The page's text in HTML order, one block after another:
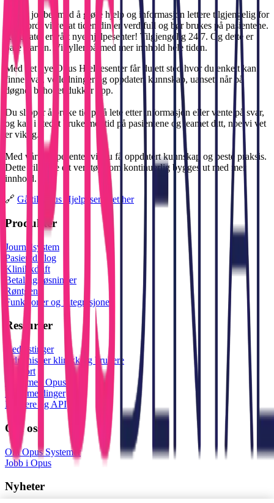
Vi har jobbet med å gjøre hjelp og informasjon lettere tilgjengelig for
deg, fordi vi vet at tiden din er verdifull og bør brukes på pasientene.
Resultatet er vårt nye hjelpesenter! Tilgjengelig 24/7. Og dette er
bare starten. Vi fyller på med mer innhold hele tiden.
Med det nye Opus Hjelpesenter får du ett sted hvor du enkelt kan
finne svar, veiledninger og oppdatert kunnskap, uansett når på
døgnet behovet dukker opp.
Du slipper å bruke tid på å lete etter informasjon eller vente på svar,
og kan i stedet bruke mer tid på pasientene og teamet ditt, noe vi vet
er viktig.
Med vårt hjelpesenter vil du få oppdatert kunnskap og beste praksis.
Dette vil være ett verktøy som kontinuerlig bygges ut med mer
innhold.
🔗 Gå til Opus Hjelpesenteret her
Produkter
Journalsystem
Pasientdialog
Klinikkdrift
Betalingsløsninger
Røntgen
Funksjoner og integrasjoner
Ressurser
Nedlastinger
Administrer klinikk og brukere
Support
Kurs med Opus
Driftsmeldinger
Partnere og API
Om oss
Om Opus Systemer
Jobb i Opus
Nyheter